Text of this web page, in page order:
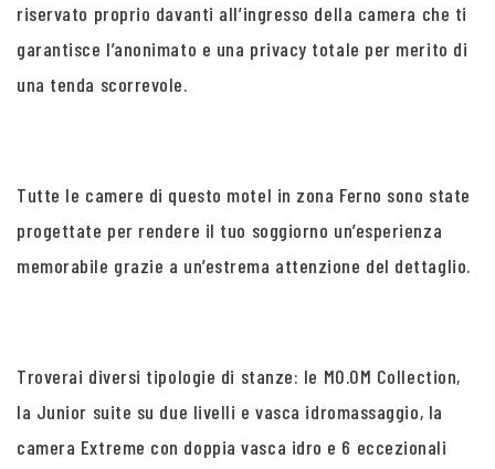
riservato proprio davanti all’ingresso della camera che ti
garantisce l’anonimato e una privacy totale per merito di
una tenda scorrevole.
Tutte le camere di questo motel in zona Ferno sono state
progettate per rendere il tuo soggiorno un’esperienza
memorabile grazie a un’estrema attenzione del dettaglio.
Troverai diversi tipologie di stanze: le MO.OM Collection,
la Junior suite su due livelli e vasca idromassaggio, la
camera Extreme con doppia vasca idro e 6 eccezionali